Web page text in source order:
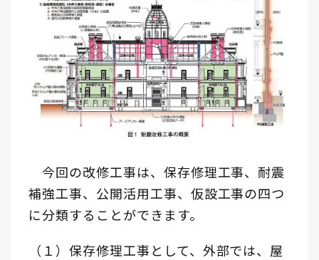
今回の改修工事は、保存修理工事、耐震
補強工事、公開活用工事、仮設工事の四つ
に分類することができます。
（１）保存修理工事として、外部では、屋